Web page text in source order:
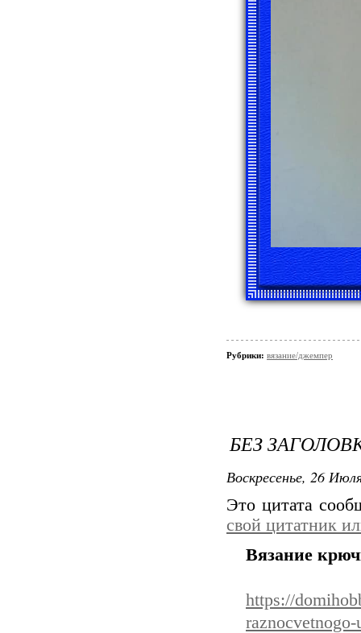
Рубрики: вязание/джемпер
БЕЗ
Воскресенье, 26
Это цитата
свой цитатник
Вязание
https://